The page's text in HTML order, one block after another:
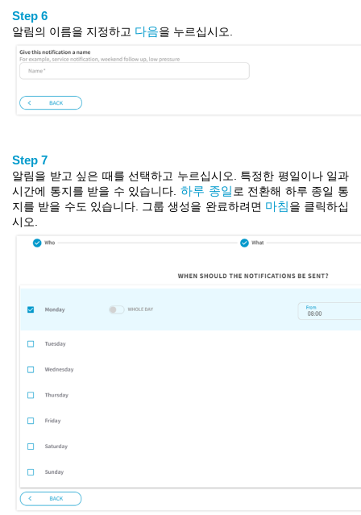
Step 6
알림의 이름을 지정하고 다음을 누르십시오.
Step 7
알림을 받고 싶은 때를 선택하고 누르십시오. 특정한 평일이나 일과
시간에 통지를 받을 수 있습니다.하루 종일 로 전환해 하루 종일 통
지를 받을 수도 있습니다. 그룹 생성을 완료하려면 마침을 클릭하십
시오.